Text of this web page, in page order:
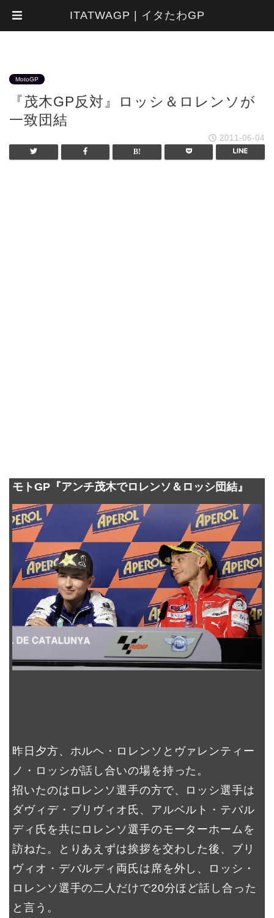
MotoGP
『茂木GP反対』ロッシ＆ロレンソが
一致団結
2011-06-04
モトGP『アンチ茂木でロレンソ＆ロッシ団結』
昨日夕方、ホルヘ・ロレンソとヴァレンティー
ノ・ロッシが話し合いの場を持った。
招いたのはロレンソ選手の方で、ロッシ選手は
ダヴィデ・ブリヴィオ氏、アルベルト・テバル
ディ氏を共にロレンソ選手のモーターホームを
訪ねた。とりあえずは挨拶を交わした後、ブリ
ヴィオ・デバルディ両氏は席を外し、ロッシ・
ロレンソ選手の二人だけで20分ほど話し合った
と言う。
ITATWAGP | イタたわGP